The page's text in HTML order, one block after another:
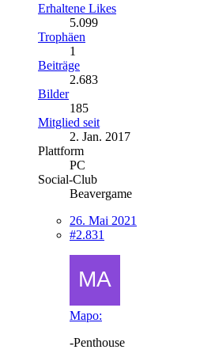
Erhaltene Likes
5.099
Trophäen
1
Beiträge
2.683
Bilder
185
Mitglied seit
2. Jan. 2017
Plattform
PC
Social-Club
Beavergame
26. Mai 2021
#2.831
Mapo:
-Penthouse